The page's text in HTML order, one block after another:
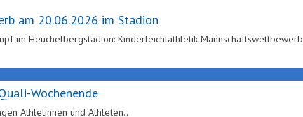
am 20.06.2026 im Stadion
im Heuchelbergstadion: Kinderleichtathletik-Mannschaftswettbewerb
Wochenende
Athletinnen und Athleten…